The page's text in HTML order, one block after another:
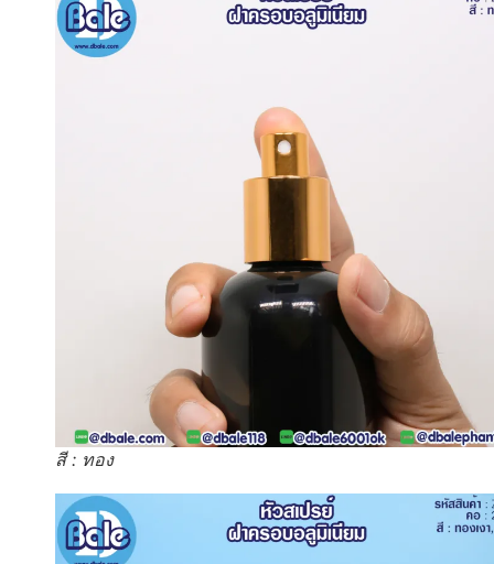
สี : ทอง